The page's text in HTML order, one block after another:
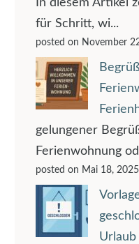
In diesem Artikel
für Schritt, wi...
posted on November
gelungener
Ferienwohnung
posted on Mai 18, 2025
Urlaub